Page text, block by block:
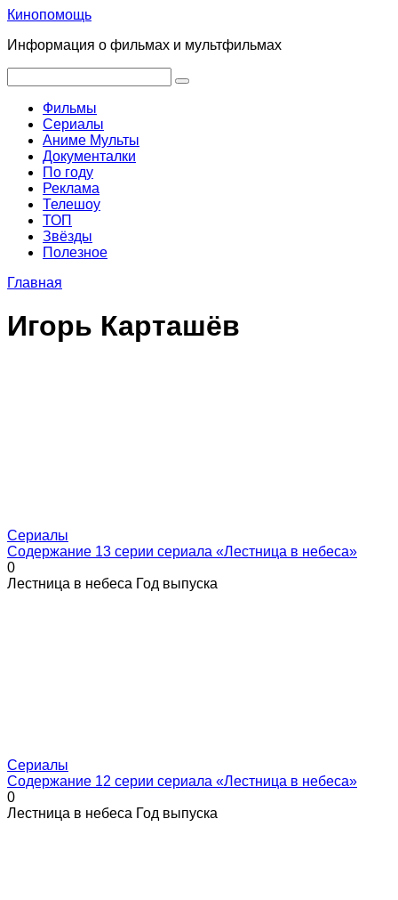
Перейти
контенту
Кинопомощь
Информация о фильмах и мультфильмах
Фильмы
Сериалы
Аниме Мульты
Документалки
По году
Реклама
Телешоу
ТОП
Звёзды
Полезное
Главная
Игорь Карташёв
Сериалы
Содержание 13 серии сериала «Лестница в небеса»
0
Лестница в небеса Год выпуска
Сериалы
Содержание 12 серии сериала «Лестница в небеса»
0
Лестница в небеса Год выпуска